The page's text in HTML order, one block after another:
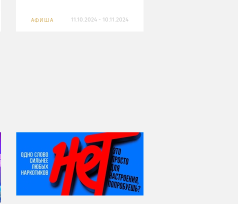
11.10.2024 - 10.11.2024
АФИША
НИ ДНЯ БЕЗ ДАТЫ...
07 августа
Я встретил вас – и
всё былое...